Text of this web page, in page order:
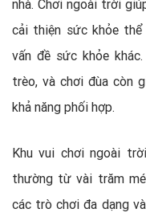
nhà. Chơi ngoài trời
cải thiện sức khỏe
vấn đề sức khỏe
trèo, và chơi đùa còn
khả năng phối hợp.
Khu vui chơi ngoài
thường từ vài trăm
các trò chơi đa dạng